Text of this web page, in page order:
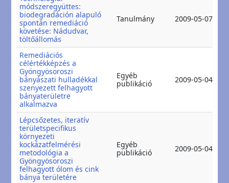
módszeregyüttes:
biodegradáción alapuló
spontán remediáció
követése: Nádudvar,
töltőállomás
Tanulmány 2009-05-07
Remediációs
célértékképzés a
Gyöngyösoroszi
bányászati hulladékkal
szenyezett felhagyott
bányaterületre
alkalmazva
Egyéb
publikáció
2009-05-04
Lépcsőzetes, iteratív
területspecifikus
környezeti
kockázatfelmérési
metodológia a
Gyöngyösoroszi
felhagyott ólom és cink
bánya területére
Egyéb
publikáció
2009-05-04